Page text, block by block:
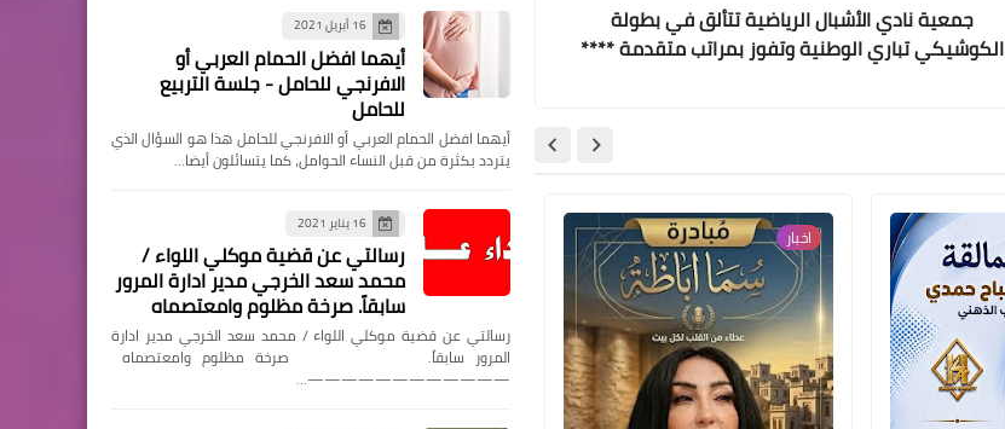
جمعية نادي الأشبال الرياضية تتألق في بطولة
الكوشيكي تباري الوطنية وتفوز بمراتب متقدمة ****
خبر رياضي للنشر تكرما مع الشكر‎
اخبار اخبار
12 نوفمبر 2025
مقالات
السفر صار مباشر: كيف يشارك
صنّاع المحتوى رحلاتهم لحظة
بلحظة على JACO
Elshamy
11 نوفمبر 2025
اخبار
مصمم السعادة ضياء جمال..
رحلة إبداع تُعيد تعريف مفهوم
التصميم الداخلي في العالم
16 أبريل 2021
أيهما افضل الحمام العربي أو
الافرنجي للحامل - جلسة التربيع
للحامل
أيهما افضل الحمام العربي أو الافرنجي للحامل هذا هو السؤال الذي
يتردد بكثرة من قبل النساء الحوامل، كما يتسائلون أيضا…
16 يناير 2021
رسالتي عن قضية موكلي اللواء /
محمد سعد الخرجي مدير ادارة المرور
سابقاً. صرخة مظلوم وامعتصماه
رسالتي عن قضية موكلي اللواء / محمد سعد الخرجي مدير ادارة
المرور سابقاً. صرخة مظلوم وامعتصماه
————————————…